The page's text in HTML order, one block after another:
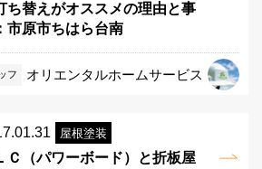
ち替えがオススメの理由と事
市原市ちはら台南
フ オリエンタルホームサービス
屋根塗装
Ｃ（パワーボード）と折板屋